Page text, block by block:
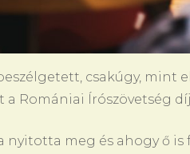
csakúgy, mint
a Romániai Írószövetség
nyitotta meg és ahogy ő